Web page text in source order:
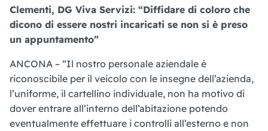
Clementi, DG Viva Servizi: “Diffidare di coloro che
dicono di essere nostri incaricati se non si è preso
un appuntamento”
ANCONA – “Il nostro personale aziendale è
riconoscibile per il veicolo con le insegne dell’azienda,
l’uniforme, il cartellino individuale, non ha motivo di
dover entrare all’interno dell’abitazione potendo
eventualmente effettuare i controlli all’esterno e non